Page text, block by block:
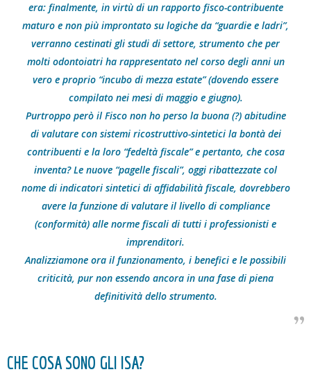
era: finalmente, in virtù di un rapporto fisco-contribuente
maturo e non più improntato su logiche da “guardie e ladri”,
verranno cestinati gli studi di settore, strumento che per
molti odontoiatri ha rappresentato nel corso degli anni un
vero e proprio “incubo di mezza estate” (dovendo essere
compilato nei mesi di maggio e giugno).
Purtroppo però il Fisco non ho perso la buona (?) abitudine
di valutare con sistemi ricostruttivo-sintetici la bontà dei
contribuenti e la loro “fedeltà fiscale” e pertanto, che cosa
inventa? Le nuove “pagelle fiscali”, oggi ribattezzate col
nome di indicatori sintetici di affidabilità fiscale, dovrebbero
avere la funzione di valutare il livello di compliance
(conformità) alle norme fiscali di tutti i professionisti e
imprenditori.
Analizziamone ora il funzionamento, i benefici e le possibili
criticità, pur non essendo ancora in una fase di piena
definitività dello strumento.
CHE COSA SONO GLI ISA?